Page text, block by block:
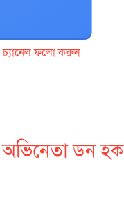
চ‌্যানেল ফলো করুন
অভিনেতা ডন হক